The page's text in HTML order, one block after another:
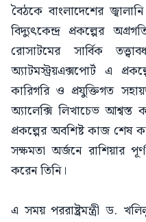
বৈঠকে বাংলাদেশের
বিদ্যুৎকেন্দ্র প্রকল্পের
রোসাটমের সার্বিক
অ্যাটমস্ট্রয়এক্সপোর্ট এ
কারিগরি ও প্রযুক্তিগত
অ্যালেক্সি লিখাচেভ আশ্বস্ত
প্রকল্পের অবশিষ্ট কাজ শেষ
সক্ষমতা অর্জনে রাশিয়ার
করেন তিনি।
এ সময় পররাষ্ট্রমন্ত্রী ড.